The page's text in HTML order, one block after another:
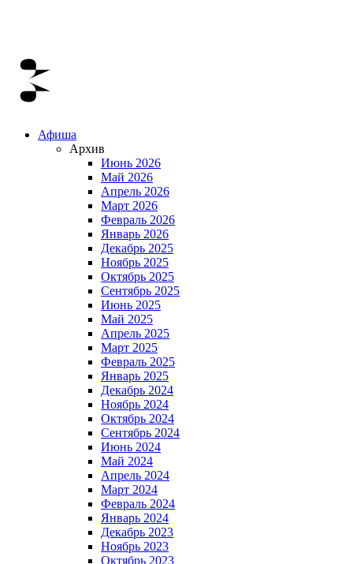
Афиша
Архив
Июнь 2026
Май 2026
Апрель 2026
Март 2026
Февраль 2026
Январь 2026
Декабрь 2025
Ноябрь 2025
Октябрь 2025
Сентябрь 2025
Июнь 2025
Май 2025
Апрель 2025
Март 2025
Февраль 2025
Январь 2025
Декабрь 2024
Ноябрь 2024
Октябрь 2024
Сентябрь 2024
Июнь 2024
Май 2024
Апрель 2024
Март 2024
Февраль 2024
Январь 2024
Декабрь 2023
Ноябрь 2023
Октябрь 2023